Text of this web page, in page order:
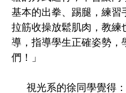
基本的出拳、踢腿，練習
拉筋收操放鬆肌肉，教練
導，指導學生正確姿勢，
們！」
視光系的徐同學覺得